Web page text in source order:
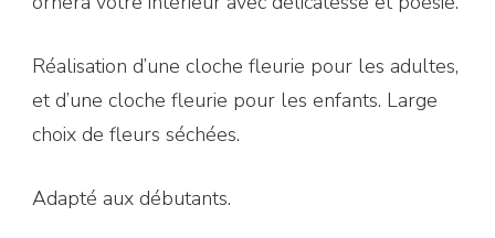
Réalisation d’une cloche fleurie pour les adultes,
et d’une cloche fleurie pour les enfants. Large
choix de fleurs séchées.
Adapté aux débutants.